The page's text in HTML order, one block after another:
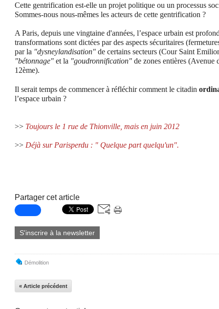
Cette gentrification est-elle un projet politique ou un processus
Sommes-nous nous-mêmes les acteurs de cette gentrification ?
A Paris, depuis une vingtaine d'années, l’espace urbain est
transformations sont dictées par des aspects sécuritaires
par la "dysneylandisation" de certains secteurs (Cour Saint
"bétonnage" et la "goudronnification" de zones entières (Avenue
12ème).
Il serait temps de commencer à réfléchir comment le citadin
l’espace urbain ?
>> Toujours le 1 rue de Thionville, mais en juin 2012
>> Déjà sur Parisperdu : " Quelque part quelqu'un".
Partager cet article
S'inscrire à la newsletter
Démolition
« Article précédent